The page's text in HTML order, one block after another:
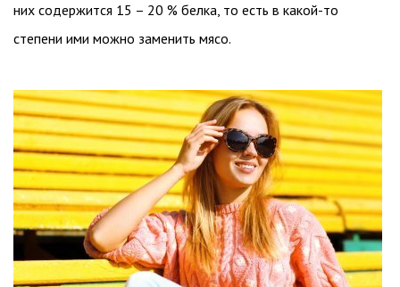
них содержится 15 – 20 % белка, то есть в какой-то
степени ими можно заменить мясо.